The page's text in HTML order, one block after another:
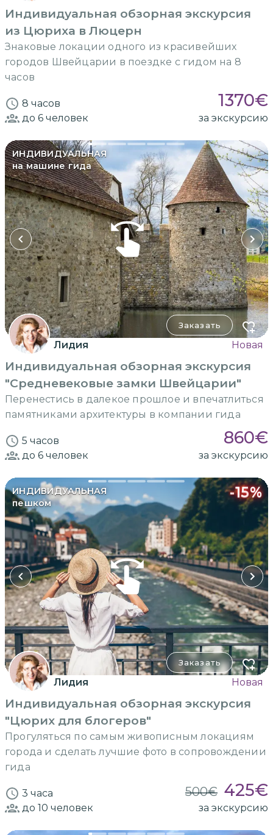
Индивидуальная обзорная экскурсия
из Цюриха в Люцерн
Знаковые локации одного из красивейших
городов Швейцарии в поездке с гидом на 8
часов
8 часов 1370€
до 6 человек за экскурсию
ИНДИВИДУАЛЬНАЯ
на машине гида
Заказать
Лидия Новая
Индивидуальная обзорная экскурсия
"Средневековые замки Швейцарии"
Перенестись в далекое прошлое и впечатлиться
памятниками архитектуры в компании гида
5 часов 860€
до 6 человек за экскурсию
ИНДИВИДУАЛЬНАЯ
пешком
-15%
Заказать
Лидия Новая
Индивидуальная обзорная экскурсия
"Цюрих для блогеров"
Прогуляться по самым живописным локациям
города и сделать лучшие фото в сопровождении
гида
3 часа 500€ 425€
до 10 человек за экскурсию